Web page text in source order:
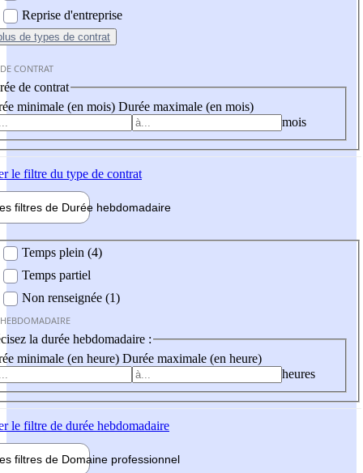
Reprise d'entreprise
de types de contrat
CONTRAT
de contrat
minimale (en mois) Durée maximale (en mois)
mois
le filtre du type de contrat
filtres de Durée hebdomadaire
Temps plein (4)
Temps partiel
Non renseignée (1)
la durée hebdomadaire :
minimale (en heure) Durée maximale (en heure)
heures
le filtre de durée hebdomadaire
filtres de Domaine professionnel